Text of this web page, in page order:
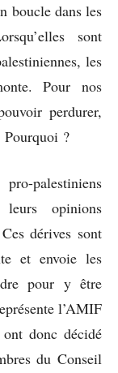
boucle dans les
sont
les
Pour nos
perdurer,
Pourquoi ?
palestiniens
opinions
dérives sont
et envoie les
pour y être
l’AMIF
donc décidé
du Conseil